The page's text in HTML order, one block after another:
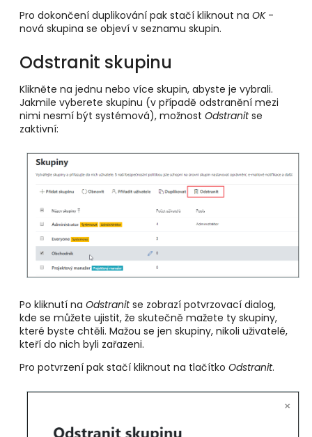
Pro dokončení duplikování pak stačí kliknout na OK-
nová skupina se objeví v seznamu skupin.
Odstranit skupinu
Klikněte na jednu nebo více skupin, abyste je vybrali.
Jakmile vyberete skupinu (v případě odstranění mezi
nimi nesmí být systémová), možnost Odstranitse
zaktivní:
Po kliknutí na Odstranitse zobrazí potvrzovací dialog,
kde se můžete ujistit, že skutečně mažete ty skupiny,
které byste chtěli. Mažou se jen skupiny, nikoli uživatelé,
kteří do nich byli zařazeni.
Pro potvrzení pak stačí kliknout na tlačítko Odstranit.